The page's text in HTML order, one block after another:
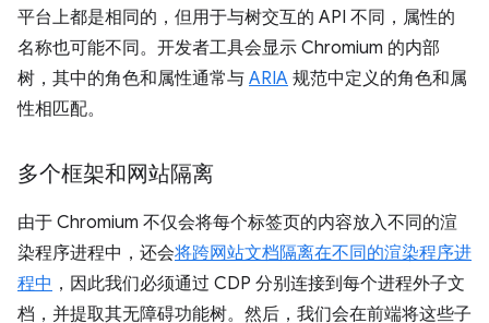
平台上都是相同的，但用于与树交互的 API 不同，属性的
名称也可能不同。开发者工具会显示 Chromium 的内部
树，其中的角色和属性通常与 ARIA 规范中定义的角色和属
性相匹配。
多个框架和网站隔离
由于 Chromium 不仅会将每个标签页的内容放入不同的渲
染程序进程中，还会将跨网站文档隔离在不同的渲染程序进
程中 ，因此我们必须通过 CDP 分别连接到每个进程外子文
档，并提取其无障碍功能树。然后，我们会在前端将这些子